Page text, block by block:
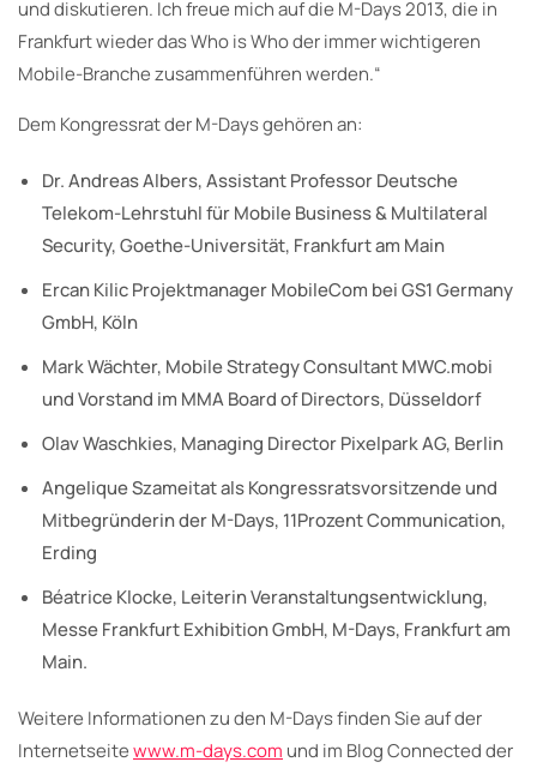
und diskutieren. Ich freue mich auf die M-Days 2013, die in
Frankfurt wieder das Who is Who der immer wichtigeren
Mobile-Branche zusammenführen werden.“
Dem Kongressrat der M-Days gehören an:
Dr. Andreas Albers, Assistant Professor Deutsche
Telekom-Lehrstuhl für Mobile Business & Multilateral
Security, Goethe-Universität, Frankfurt am Main
Ercan Kilic Projektmanager MobileCom bei GS1 Germany
GmbH, Köln
Mark Wächter, Mobile Strategy Consultant MWC.mobi
und Vorstand im MMA Board of Directors, Düsseldorf
Olav Waschkies, Managing Director Pixelpark AG, Berlin
Angelique Szameitat als Kongressratsvorsitzende und
Mitbegründerin der M-Days, 11Prozent Communication,
Erding
Béatrice Klocke, Leiterin Veranstaltungsentwicklung,
Messe Frankfurt Exhibition GmbH, M-Days, Frankfurt am
Main.
Weitere Informationen zu den M-Days finden Sie auf der
Internetseitewww.m-days.com und im Blog Connected der